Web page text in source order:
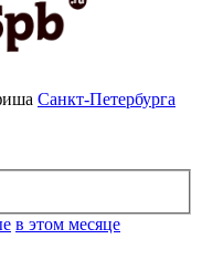
Санкт-Петербурга
в этом месяце